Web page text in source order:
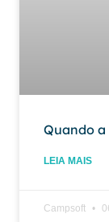
Quando
LEIA MAIS
Campsoft